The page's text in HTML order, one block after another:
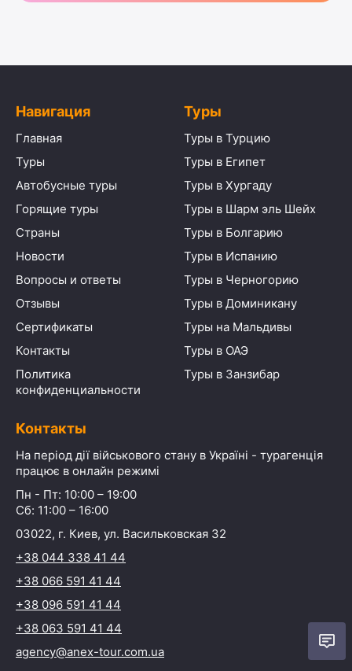
Навигация
Главная
Туры
Автобусные туры
Горящие туры
Страны
Новости
Вопросы и ответы
Отзывы
Сертификаты
Контакты
Политика
конфиденциальности
Туры
Туры в Турцию
Туры в Египет
Туры в Хургаду
Туры в Шарм эль Шейх
Туры в Болгарию
Туры в Испанию
Туры в Черногорию
Туры в Доминикану
Туры на Мальдивы
Туры в ОАЭ
Туры в Занзибар
Контакты
На період дії військового стану в Україні - турагенція
працює в онлайн режимі
Пн - Пт: 10:00 – 19:00
Сб: 11:00 – 16:00
03022, г. Киев, ул. Васильковская 32
+38 044 338 41 44
+38 066 591 41 44
+38 096 591 41 44
+38 063 591 41 44
agency@anex-tour.com.ua